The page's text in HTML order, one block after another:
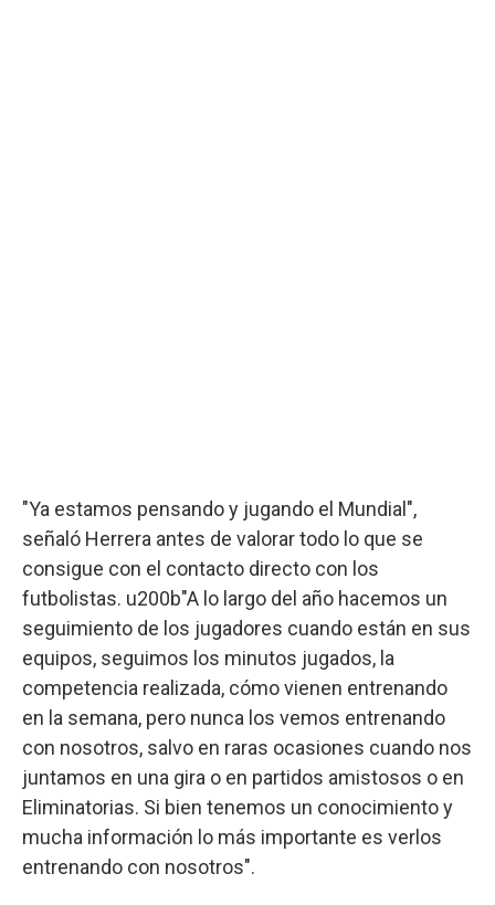
"Ya estamos pensando y jugando el Mundial",
señaló Herrera antes de valorar todo lo que se
consigue con el contacto directo con los
futbolistas. u200b"A lo largo del año hacemos un
seguimiento de los jugadores cuando están en sus
equipos, seguimos los minutos jugados, la
competencia realizada, cómo vienen entrenando
en la semana, pero nunca los vemos entrenando
con nosotros, salvo en raras ocasiones cuando nos
juntamos en una gira o en partidos amistosos o en
Eliminatorias. Si bien tenemos un conocimiento y
mucha información lo más importante es verlos
entrenando con nosotros".